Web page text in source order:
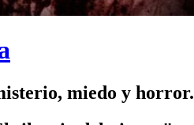
miedo y horror.